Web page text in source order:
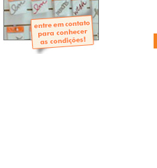
- Mini-Álbuns
- Páginas Mini
- Páginas Scrap
- Argolas